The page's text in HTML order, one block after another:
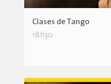
Clases de Tango
18h30